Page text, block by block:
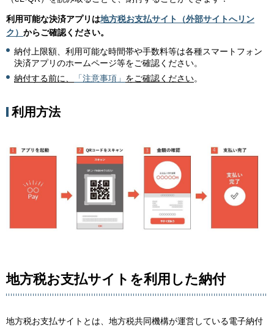
利用可能な決済アプリは地方税お支払サイト（外部サイトへリン
ク） からご確認ください。
納付上限額、利用可能な時間帯や手数料等は各種スマートフォン
決済アプリのホームページ等をご確認ください。
納付する前に、
「注意事項」 をご確認ください。
利用方法
地方税お支払サイトを利用した納付
地方税お支払サイトとは、地方税共同機構が運営している電子納付